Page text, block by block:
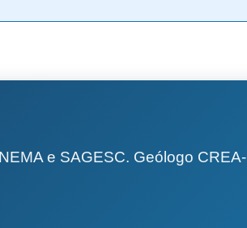
e SAGESC. Geólogo CREA-